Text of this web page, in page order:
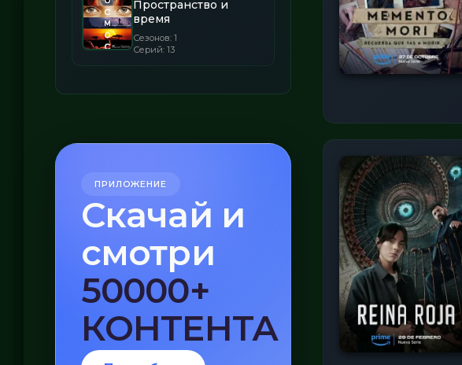
Пространство и
время
Сезонов: 1
Серий: 13
ПРИЛОЖЕНИЕ
Скачай и
смотри
БЕЗ VPN
Подробнее